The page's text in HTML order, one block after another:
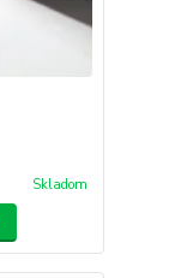
Skladom